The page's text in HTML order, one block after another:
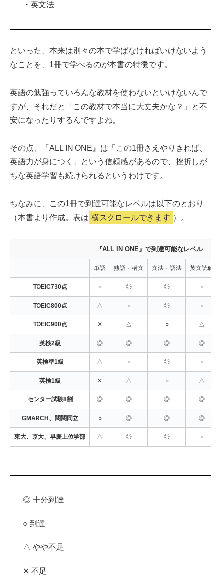
・英文法
といった、本来は別々の本で学ばなければいけないよう
なことを、1冊で学べるのが本書の特徴です。
英語の勉強っていろんな教材を使わないといけないんで
すが、それだと「この教材で本当に大丈夫かな？」と不
安になったりするんですよね。
その点、『ALL IN ONE』は「この1冊さえやりきれば、
英語力が身につく」という信頼感があるので、挫折しが
ちな英語学習も続けられるというわけです。
ちなみに、この1冊で到達可能なレベルは以下のとおり
（本書より作成。表は 横スクロールできます ）。
『ALL IN ONE』で到達可能なレベル
単語 熟語・構文 文法・語法 英文読解
TOEIC730点 ○ ◎ ◎ ○
TOEIC800点 △ ○ ◎ ○
TOEIC900点 ✕ △ ○ △
英検2級 ◎ ◎ ◎ ◎
英検準1級 △ ○ ◎ ○
英検1級 ✕ △ ○ △
センター試験8割 ◎ ◎ ◎ ◎
GMARCH、関関同立 ○ ◎ ◎ ◎
東大、京大、早慶上位学部 △ ◎ ◎ ○
◎ 十分到達
○ 到達
△ やや不足
✕ 不足